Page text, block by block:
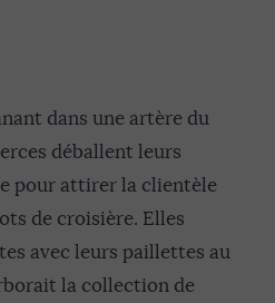
dans une artère du
déballent leurs
pour attirer la clientèle
de croisière. Elles
avec leurs paillettes au
la collection de